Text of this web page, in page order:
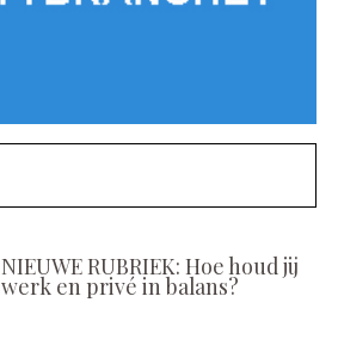
NIEUWE RUBRIEK: Hoe houd jij
werk en privé in balans?